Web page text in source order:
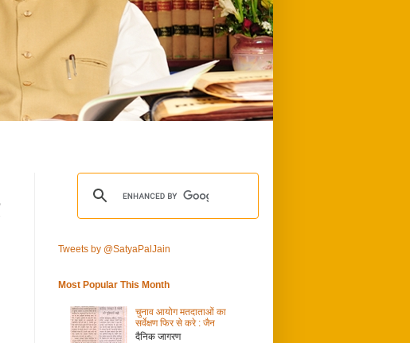
Tweets by @SatyaPalJain
Most Popular This Month
चुनाव आयोग मतदाताओं का
सर्वेक्षण फिर से करे : जैन
दैनिक जागरण